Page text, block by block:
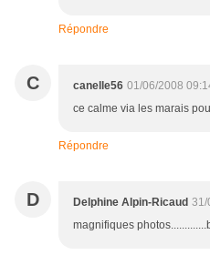
Répondre
C canelle56 01/06/2008
ce calme via les marais
Répondre
D Delphine Alpin-Ricaud 31/
magnifiques